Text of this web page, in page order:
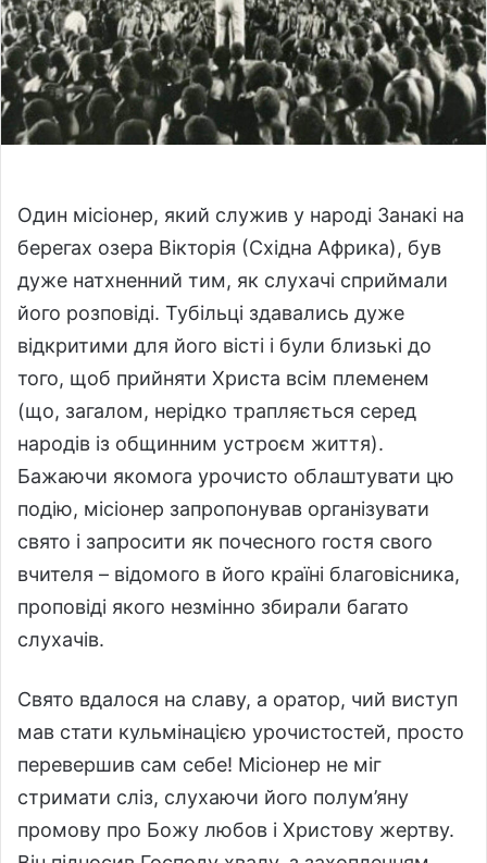
i
l
Один місіонер, який служив у народі Занакі на
берегах озера Вікторія (Східна Африка), був
дуже натхненний тим, як слухачі сприймали
його розповіді. Тубільці здавались дуже
відкритими для його вісті і були близькі до
того, щоб прийняти Христа всім племенем
(що, загалом, нерідко трапляється серед
народів із общинним устроєм життя).
Бажаючи якомога урочисто облаштувати цю
подію, місіонер запропонував організувати
свято і запросити як почесного гостя свого
вчителя – відомого в його країні благовісника,
проповіді якого незмінно збирали багато
слухачів.
Свято вдалося на славу, а оратор, чий виступ
мав стати кульмінацією урочистостей, просто
перевершив сам себе! Місіонер не міг
стримати сліз, слухаючи його полум’яну
промову про Божу любов і Христову жертву.